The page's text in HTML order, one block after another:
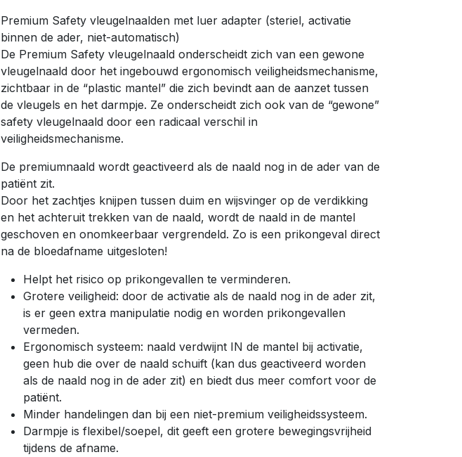
Premium Safety vleugelnaalden met luer adapter (steriel, activatie
binnen de ader, niet-automatisch)
De Premium Safety vleugelnaald onderscheidt zich van een gewone
vleugelnaald door het ingebouwd ergonomisch veiligheidsmechanisme,
zichtbaar in de “plastic mantel” die zich bevindt aan de aanzet tussen
de vleugels en het darmpje. Ze onderscheidt zich ook van de “gewone”
safety vleugelnaald door een radicaal verschil in
veiligheidsmechanisme.
De premiumnaald wordt geactiveerd als de naald nog in de ader van de
patiënt zit.
Door het zachtjes knijpen tussen duim en wijsvinger op de verdikking
en het achteruit trekken van de naald, wordt de naald in de mantel
geschoven en onomkeerbaar vergrendeld. Zo is een prikongeval direct
na de bloedafname uitgesloten!
Helpt het risico op prikongevallen te verminderen.
Grotere veiligheid: door de activatie als de naald nog in de ader zit,
is er geen extra manipulatie nodig en worden prikongevallen
vermeden.
Ergonomisch systeem: naald verdwijnt IN de mantel bij activatie,
geen hub die over de naald schuift (kan dus geactiveerd worden
als de naald nog in de ader zit) en biedt dus meer comfort voor de
patiënt.
Minder handelingen dan bij een niet-premium veiligheidssysteem.
Darmpje is flexibel/soepel, dit geeft een grotere bewegingsvrijheid
tijdens de afname.